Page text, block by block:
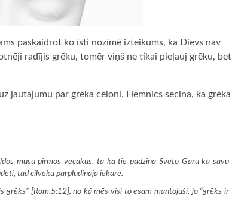
paskaidrot ko īsti nozīmē izteikums, ka Dievs nav
radījis grēku, tomēr viņš ne tikai pieļauj grēku, bet
jautājumu par grēka cēloni, Hemnics secina, ka grēka
mūsu pirmos vecākus, tā kā tie padzina Svēto Garu kā savu
tad cilvēku pārpludināja iekāre.
grēks” [Rom.5:12], no kā mēs visi to esam mantojuši, jo “grēks ir